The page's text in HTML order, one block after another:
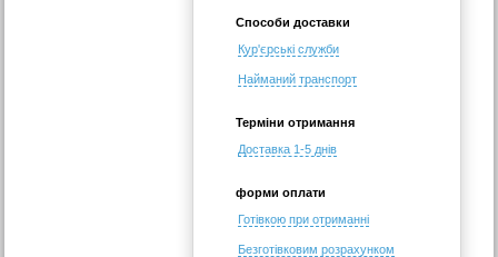
Способи доставки
Кур'єрські служби
Найманий транспорт
Терміни отримання
Доставка 1-5 днів
форми оплати
Готівкою при отриманні
Безготівковим розрахунком